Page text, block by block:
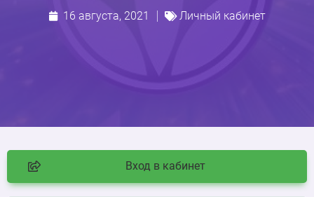
16 августа, 2021 Личный кабинет
Вход в кабинет